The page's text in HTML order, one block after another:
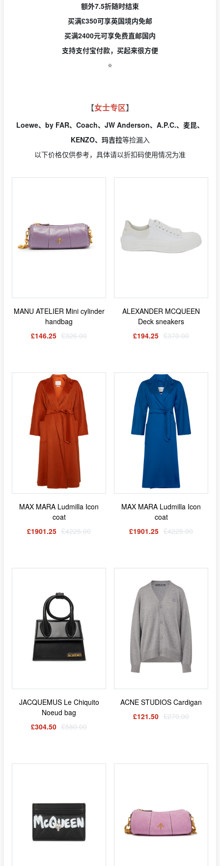
额外7.5折随时结束
买满£350可享英国境内免邮
买满2400元可享免费直邮国内
支持支付宝付款，买起来很方便
⭐️
【女士专区】
Loewe、by FAR、Coach、JW Anderson、A.P.C.、麦昆、
KENZO、玛吉拉等捡漏入
以下价格仅供参考，具体请以折扣码使用情况为准
MANU ATELIER Mini cylinder
handbag
£146.25 £326.00
ALEXANDER MCQUEEN
Deck sneakers
£194.25 £370.00
MAX MARA Ludmilla Icon
coat
£1901.25 £4225.00
MAX MARA Ludmilla Icon
coat
£1901.25 £4225.00
JACQUEMUS Le Chiquito
Noeud bag
£304.50 £580.00
ACNE STUDIOS Cardigan
£121.50 £270.00